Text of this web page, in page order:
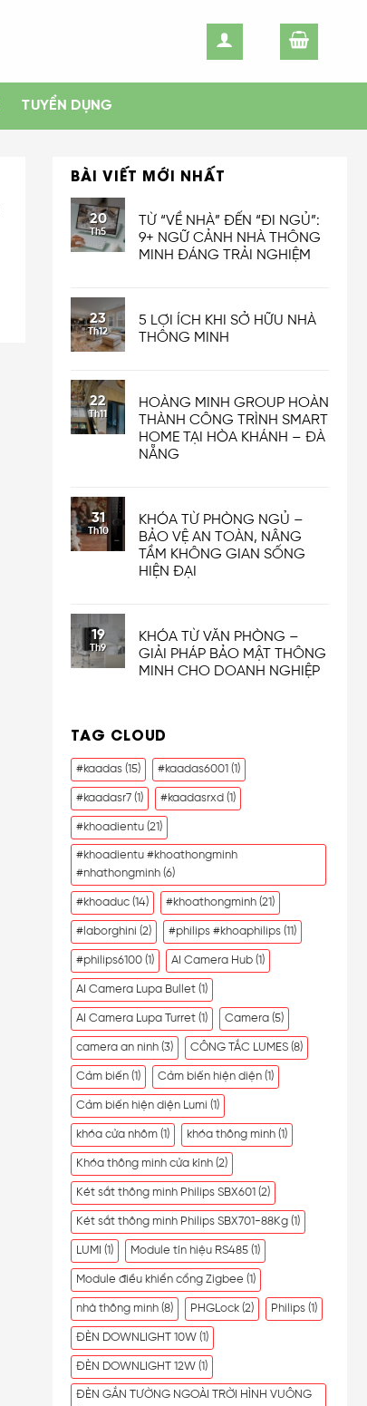
TUYỂN DỤNG
BÀI VIẾT MỚI NHẤT
20
Th5
TỪ “VỀ NHÀ” ĐẾN “ĐI NGỦ”:
9+ NGỮ CẢNH NHÀ THÔNG
MINH ĐÁNG TRẢI NGHIỆM
23
Th12
5 LỢI ÍCH KHI SỞ HỮU NHÀ
THÔNG MINH
22
Th11
HOÀNG MINH GROUP HOÀN
THÀNH CÔNG TRÌNH SMART
HOME TẠI HÒA KHÁNH – ĐÀ
NẴNG
31
Th10
KHÓA TỪ PHÒNG NGỦ –
BẢO VỆ AN TOÀN, NÂNG
TẦM KHÔNG GIAN SỐNG
HIỆN ĐẠI
19
Th9
KHÓA TỪ VĂN PHÒNG –
GIẢI PHÁP BẢO MẬT THÔNG
MINH CHO DOANH NGHIỆP
TAG CLOUD
#kaadas (15) #kaadas6001 (1)
#kaadasr7 (1) #kaadasrxd (1)
#khoadientu (21)
#khoadientu #khoathongminh
#nhathongminh (6)
#khoaduc (14) #khoathongminh (21)
#laborghini (2) #philips #khoaphilips (11)
#philips6100 (1) AI Camera Hub (1)
AI Camera Lupa Bullet (1)
AI Camera Lupa Turret (1) Camera (5)
camera an ninh (3) CÔNG TẮC LUMES (8)
Cảm biến (1) Cảm biến hiện diện (1)
Cảm biến hiện diện Lumi (1)
khóa cửa nhôm (1) khóa thông minh (1)
Khóa thông minh cửa kính (2)
Két sắt thông minh Philips SBX601 (2)
Két sắt thông minh Philips SBX701-88Kg (1)
LUMI (1) Module tín hiệu RS485 (1)
Module điều khiển cổng Zigbee (1)
nhà thông minh (8) PHGLock (2) Philips (1)
ĐÈN DOWNLIGHT 10W (1)
ĐÈN DOWNLIGHT 12W (1)
ĐÈN GẮN TƯỜNG NGOÀI TRỜI HÌNH VUÔNG